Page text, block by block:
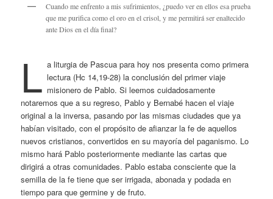
Cuando me enfrento a mis sufrimientos, ¿puedo ver en ellos esa prueba
que me purifica como el oro en el crisol, y me permitirá ser enaltecido
ante Dios en el día final?
L a liturgia de Pascua para hoy nos presenta como primera
lectura (Hc 14,19-28) la conclusión del primer viaje
misionero de Pablo. Si leemos cuidadosamente
notaremos que a su regreso, Pablo y Bernabé hacen el viaje
original a la inversa, pasando por las mismas ciudades que ya
habían visitado, con el propósito de afianzar la fe de aquellos
nuevos cristianos, convertidos en su mayoría del paganismo. Lo
mismo hará Pablo posteriormente mediante las cartas que
dirigirá a otras comunidades. Pablo estaba consciente que la
semilla de la fe tiene que ser irrigada, abonada y podada en
tiempo para que germine y de fruto.